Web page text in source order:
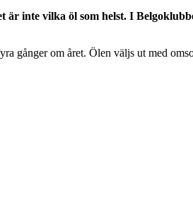
inte vilka öl som helst. I
gånger om året. Ölen väljs ut med